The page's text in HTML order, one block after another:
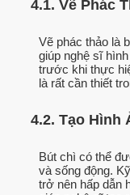
4.1. Vẽ Phác
Vẽ phác thảo là
giúp nghệ sĩ
trước khi thực
là rất cần thiết
4.2. Tạo Hình
Bút chì có thể
và sống động.
trở nên hấp dẫn